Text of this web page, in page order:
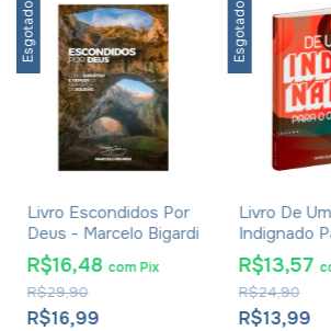
Esgotado
Livro Escondidos Por
Deus - Marcelo Bigardi
R$16,99
R$29,90
R$16,48 com Pix
Esgotado
Livro De Um
Indignado
Outro -
R$13,99
R$24,90
R$13,57